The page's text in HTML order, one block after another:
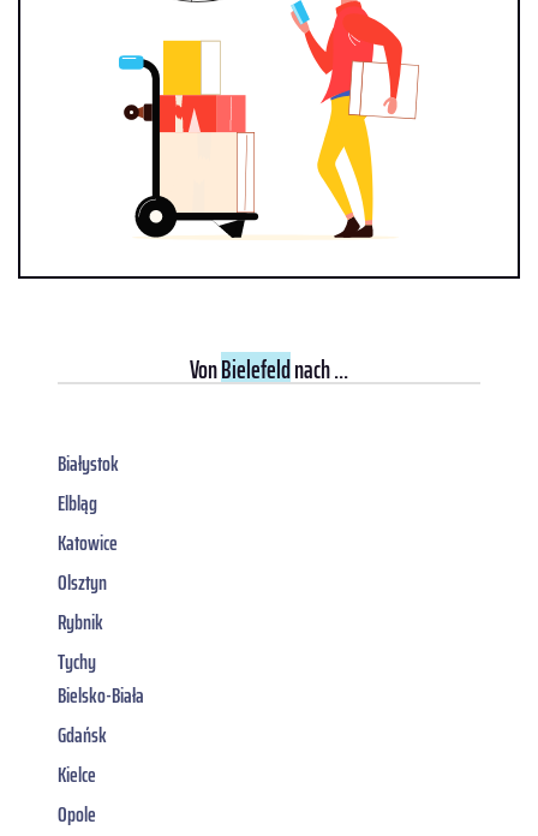
VonBielefeldnach ...
Białystok
Elbląg
Katowice
Olsztyn
Rybnik
Tychy
Bielsko-Biała
Gdańsk
Kielce
Opole